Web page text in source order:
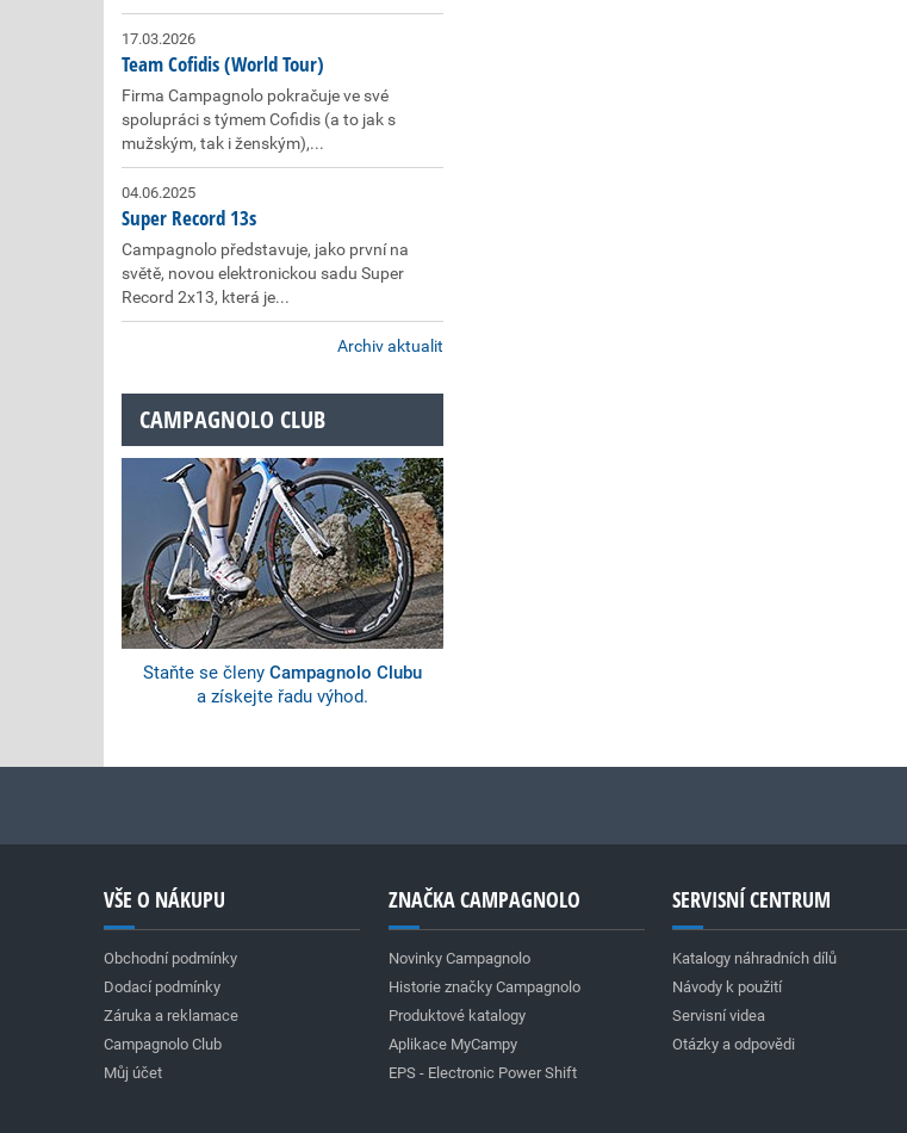
17.03.2026
Team Cofidis (World Tour)
Firma Campagnolo pokračuje ve své
spolupráci s týmem Cofidis (a to jak s
mužským, tak i ženským),...
04.06.2025
Super Record 13s
Campagnolo představuje, jako první na
světě, novou elektronickou sadu Super
Record 2x13, která je...
Archiv aktualit
CAMPAGNOLO CLUB
Staňte se členy Campagnolo Clubu
a získejte řadu výhod.
VŠE O NÁKUPU
Obchodní podmínky
Dodací podmínky
Záruka a reklamace
Campagnolo Club
Můj účet
ZNAČKA CAMPAGNOLO
Novinky Campagnolo
Historie značky Campagnolo
Produktové katalogy
Aplikace MyCampy
EPS - Electronic Power Shift
SERVISNÍ CENTRUM
Katalogy náhradních dílů
Návody k použití
Servisní videa
Otázky a odpovědi